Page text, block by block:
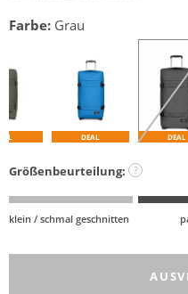
Farbe: Grau
DEAL DEAL
Größenbeurteilung: ?
klein / schmal geschnitten